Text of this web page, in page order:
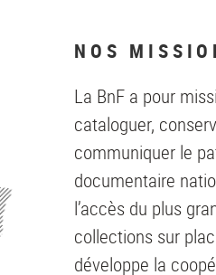
NOS
La BnF a pour
cataloguer,
communiquer le
documentaire
l’accès du plus
collections sur
développe la